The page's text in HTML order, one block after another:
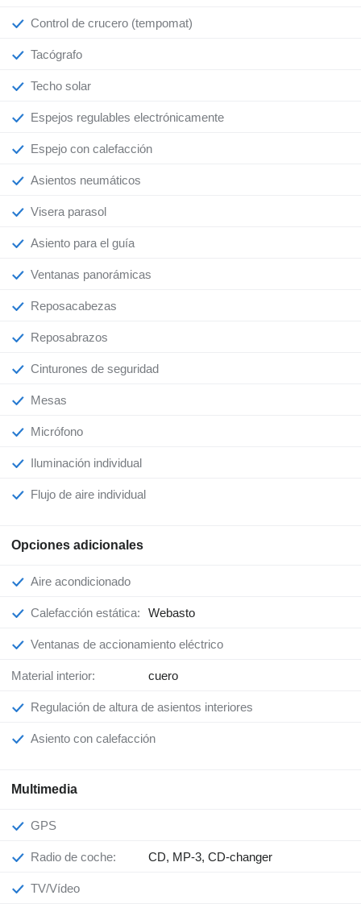
Control de crucero (tempomat)
Tacógrafo
Techo solar
Espejos regulables electrónicamente
Espejo con calefacción
Asientos neumáticos
Visera parasol
Asiento para el guía
Ventanas panorámicas
Reposacabezas
Reposabrazos
Cinturones de seguridad
Mesas
Micrófono
Iluminación individual
Flujo de aire individual
Opciones adicionales
Aire acondicionado
Calefacción estática: Webasto
Ventanas de accionamiento eléctrico
Material interior: cuero
Regulación de altura de asientos interiores
Asiento con calefacción
Multimedia
GPS
Radio de coche: CD, MP-3, CD-changer
TV/Vídeo